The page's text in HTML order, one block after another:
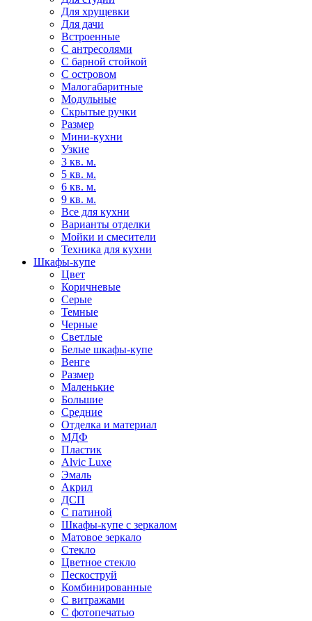
Для хрущевки
Для дачи
Встроенные
С антресолями
С барной стойкой
С островом
Малогабаритные
Модульные
Скрытые ручки
Размер
Мини-кухни
Узкие
3 кв. м.
5 кв. м.
6 кв. м.
9 кв. м.
Все для кухни
Варианты отделки
Мойки и смесители
Техника для кухни
Шкафы-купе
Цвет
Коричневые
Серые
Темные
Черные
Светлые
Белые шкафы-купе
Венге
Размер
Маленькие
Большие
Средние
Отделка и материал
МДФ
Пластик
Alvic Luxe
Эмаль
Акрил
ДСП
С патиной
Шкафы-купе с зеркалом
Матовое зеркало
Стекло
Цветное стекло
Пескоструй
Комбинированные
С витражами
С фотопечатью